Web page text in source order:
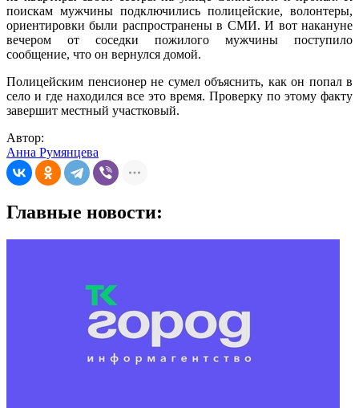
поискам мужчины подключились полицейские, волонтеры,
ориентировки были распространены в СМИ. И вот накануне
вечером от соседки пожилого мужчины поступило
сообщение, что он вернулся домой.
Полицейским пенсионер не сумел объяснить, как он попал в
село и где находился все это время. Проверку по этому факту
завершит местный участковый.
Автор:
Анна Румянцева
Главные новости: